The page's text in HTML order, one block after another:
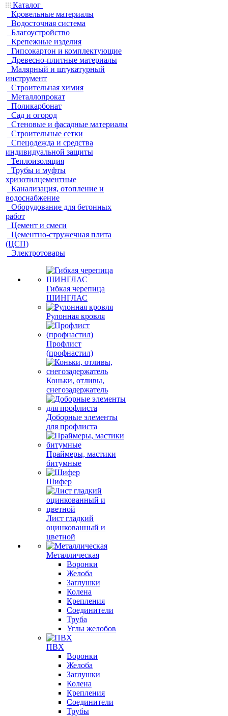
Каталог
Кровельные материалы
Водосточная система
Благоустройство
Крепежные изделия
Гипсокартон и комплектующие
Древесно-плитные материалы
Малярный и штукатурный
инструмент
Строительная химия
Металлопрокат
Поликарбонат
Сад и огород
Стеновые и фасадные материалы
Строительные сетки
Спецодежда и средства
индивидуальной защиты
Теплоизоляция
Трубы и муфты
хризотилцементные
Канализация, отопление и
водоснабжение
Оборудование для бетонных
работ
Цемент и смеси
Цементно-стружечная плита
(ЦСП)
Электротовары
Гибкая черепица
ШИНГЛАС
Рулонная кровля
Профлист
(профнастил)
Коньки, отливы,
снегозадержатель
Доборные элементы
для профлиста
Праймеры, мастики
битумные
Шифер
Лист гладкий
оцинкованный и
цветной
Металлическая
Воронки
Желоба
Заглушки
Колена
Крепления
Соединители
Труба
Углы желобов
ПВХ
Воронки
Желоба
Заглушки
Колена
Крепления
Соединители
Трубы